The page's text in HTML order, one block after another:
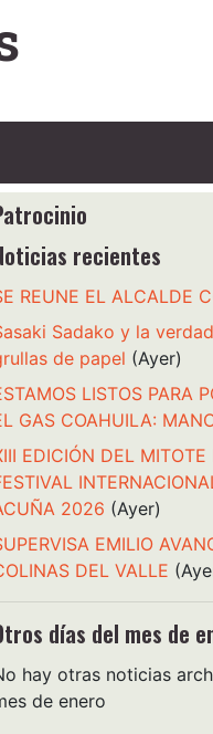
recientes
REUNE EL ALCALDE
Sadako y la
de papel (Ayer)
LISTOS PARA
GAS COAHUILA:
EDICIÓN DEL MITOTE
2026 (Ayer)
EMILIO
DEL VALLE
días del mes de
hay otras noticias
de enero